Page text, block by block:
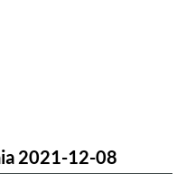
2021-12-08